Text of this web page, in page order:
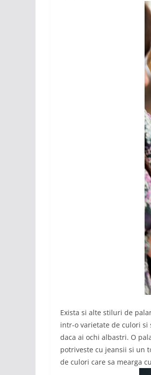
Exista si alte stiluri de
intr-o varietate de culori
daca ai ochi albastri. O
potriveste cu jeansii si un
de culori care sa mearga